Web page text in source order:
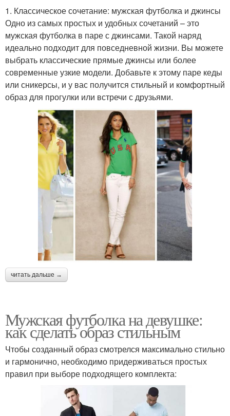
1. Классическое сочетание: мужская футболка и джинсы
Одно из самых простых и удобных сочетаний – это
мужская футболка в паре с джинсами. Такой наряд
идеально подходит для повседневной жизни. Вы можете
выбрать классические прямые джинсы или более
современные узкие модели. Добавьте к этому паре кеды
или сникерсы, и у вас получится стильный и комфортный
образ для прогулки или встречи с друзьями.
читать дальше →
Мужская футболка на девушке:
как сделать образ стильным
Чтобы созданный образ смотрелся максимально стильно
и гармонично, необходимо придерживаться простых
правил при выборе подходящего комплекта: